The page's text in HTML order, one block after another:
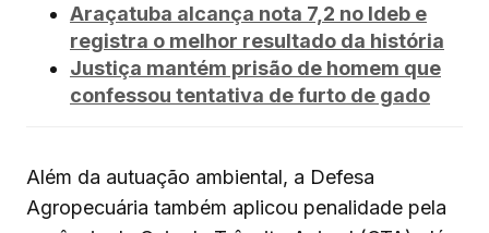
Araçatuba alcança nota 7,2 no Ideb e
registra o melhor resultado da história
Justiça mantém prisão de homem que
confessou tentativa de furto de gado
Além da autuação ambiental, a Defesa
Agropecuária também aplicou penalidade pela